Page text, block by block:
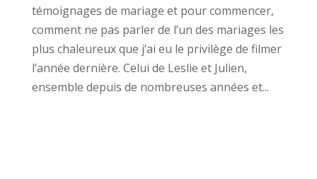
témoignages de mariage et pour commencer,
comment ne pas parler de l’un des mariages les
plus chaleureux que j’ai eu le privilège de filmer
l’année dernière. Celui de Leslie et Julien,
ensemble depuis de nombreuses années et...